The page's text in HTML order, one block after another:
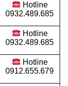
Hotline
0932.489.685
Hotline
0932.489.685
Hotline
0912.655.679